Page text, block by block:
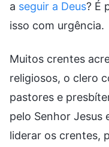
a seguir a Deus? É
isso com urgência.
Muitos crentes
religiosos, o clero
pastores e
pelo Senhor Jesus
liderar os crentes,